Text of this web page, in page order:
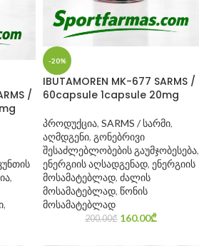
/
,
,
-20%
IBUTAMOREN MK-677 SARMS /
60capsule 1capsule 20mg
პროდუქცია, SARMS / სარმი,
აღმდგენი, გონებრივი
შესაძლებლობების გაუმჯობესება,
ენერგიის აღსადგენად, ენერგიის
მოსამატებლად, ძალის
მოსამატებლად, წონის
მოსამატებლად
200.00₾ 160.00₾